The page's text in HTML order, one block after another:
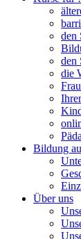
den
den
die
Bildung
Über uns